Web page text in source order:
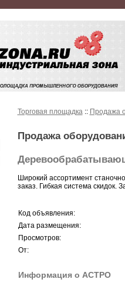
Торговая площадка:: Продажа
Продажа
Широкий ассортимент
заказ. Гибкая система скидок.
Код объявления:
Дата размещения:
Просмотров:
От:
Информация о АСТРО